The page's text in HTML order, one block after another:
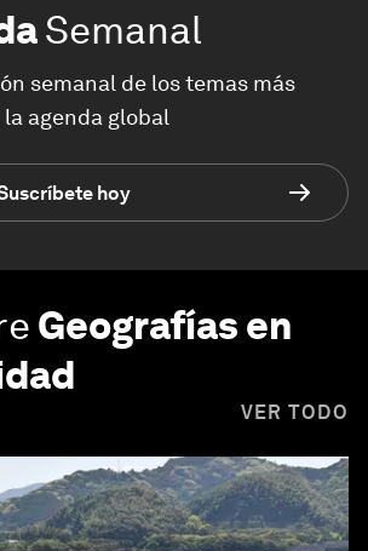
Semanal
semanal de los temas más
agenda global
hoy
Geografías en
VER TODO